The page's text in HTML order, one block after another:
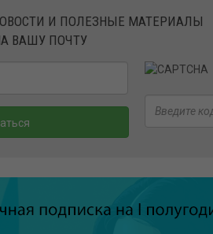
И ПОЛЕЗНЫЕ МАТЕРИАЛЫ
ВАШУ ПОЧТУ